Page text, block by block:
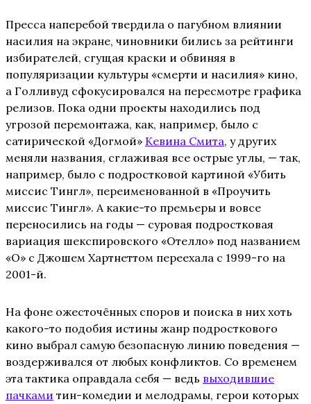
Пресса наперебой твердила о пагубном влиянии
насилия на экране, чиновники бились за рейтинги
избирателей, сгущая краски и обвиняя в
популяризации культуры «смерти и насилия» кино,
а Голливуд сфокусировался на пересмотре графика
релизов. Пока одни проекты находились под
угрозой перемонтажа, как, например, было с
сатирической «Догмой» Кевина Смита, у других
меняли названия, сглаживая все острые углы, — так,
например, было с подростковой картиной «Убить
миссис Тингл», переименованной в «Проучить
миссис Тингл». А какие-то премьеры и вовсе
переносились на годы — суровая подростковая
вариация шекспировского «Отелло» под названием
«О» с Джошем Хартнеттом переехала с 1999-го на
2001-й.
На фоне ожесточённых споров и поиска в них хоть
какого-то подобия истины жанр подросткового
кино выбрал самую безопасную линию поведения —
воздерживался от любых конфликтов. Со временем
эта тактика оправдала себя — ведь выходившие
пачками тин-комедии и мелодрамы, герои которых